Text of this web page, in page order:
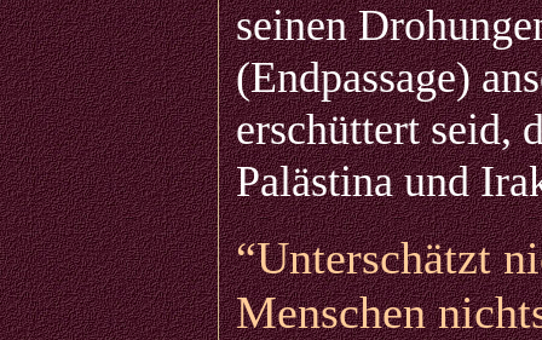
seinen
(Endpassage)
erschüttert seid,
Palästina und
“Unterschätzt
Menschen